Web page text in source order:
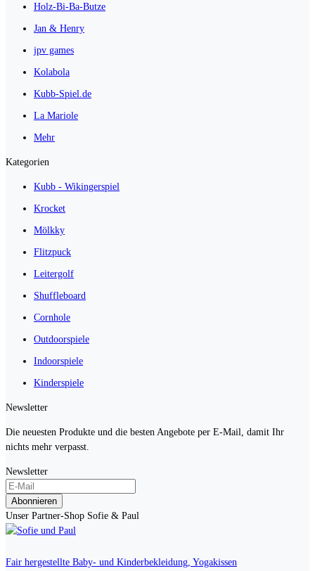
Holz-Bi-Ba-Butze
Jan & Henry
jpv games
Kolabola
Kubb-Spiel.de
La Mariole
Mehr
Kategorien
Kubb - Wikingerspiel
Krocket
Mölkky
Flitzpuck
Leitergolf
Shuffleboard
Cornhole
Outdoorspiele
Indoorspiele
Kinderspiele
Newsletter
Die neuesten Produkte und die besten Angebote per E-Mail, damit Ihr
nichts mehr verpasst.
Newsletter
Abonnieren
Unser Partner-Shop Sofie & Paul
Fair hergestellte Baby- und Kinderbekleidung, Yogakissen